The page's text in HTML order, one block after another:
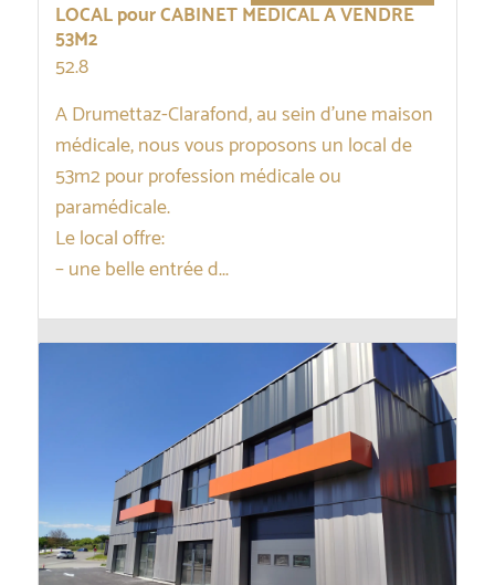
LOCAL pour CABINET MEDICAL A VENDRE
53M2
52.8
A Drumettaz-Clarafond, au sein d’une maison
médicale, nous vous proposons un local de
53m2 pour profession médicale ou
paramédicale.
Le local offre:
– une belle entrée d...